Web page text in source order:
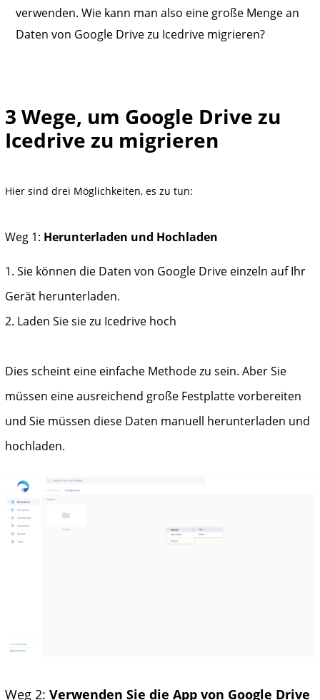
verwenden. Wie kann man also eine große Menge an
Daten von Google Drive zu Icedrive migrieren?
3 Wege, um Google Drive zu
Icedrive zu migrieren
Hier sind drei Möglichkeiten, es zu tun:
Weg 1: Herunterladen und Hochladen
1. Sie können die Daten von Google Drive einzeln auf Ihr
Gerät herunterladen.
2. Laden Sie sie zu Icedrive hoch
Dies scheint eine einfache Methode zu sein. Aber Sie
müssen eine ausreichend große Festplatte vorbereiten
und Sie müssen diese Daten manuell herunterladen und
hochladen.
Weg 2: Verwenden Sie die App von Google Drive